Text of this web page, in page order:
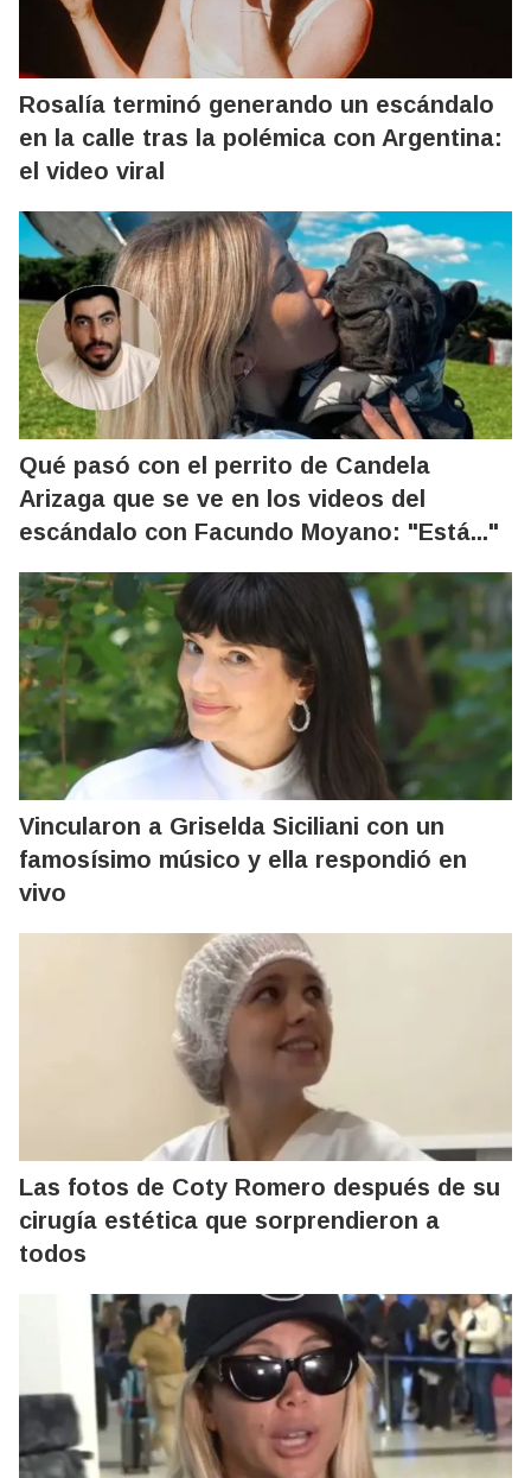
Rosalía terminó generando un escándalo
en la calle tras la polémica con Argentina:
el video viral
Qué pasó con el perrito de Candela
Arizaga que se ve en los videos del
escándalo con Facundo Moyano: "Está..."
Vincularon a Griselda Siciliani con un
famosísimo músico y ella respondió en
vivo
Las fotos de Coty Romero después de su
cirugía estética que sorprendieron a
todos